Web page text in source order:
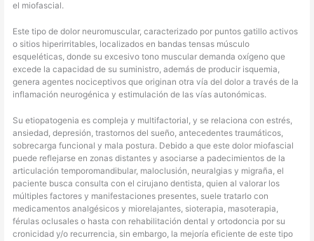
el miofascial.
Este tipo de dolor neuromuscular, caracterizado por puntos gatillo activos
o sitios hiperirritables, localizados en bandas tensas músculo
esqueléticas, donde su excesivo tono muscular demanda oxígeno que
excede la capacidad de su suministro, además de producir isquemia,
genera agentes nociceptivos que originan otra vía del dolor a través de la
inflamación neurogénica y estimulación de las vías autonómicas.
Su etiopatogenia es compleja y multifactorial, y se relaciona con estrés,
ansiedad, depresión, trastornos del sueño, antecedentes traumáticos,
sobrecarga funcional y mala postura. Debido a que este dolor miofascial
puede reflejarse en zonas distantes y asociarse a padecimientos de la
articulación temporomandibular, maloclusión, neuralgias y migraña, el
paciente busca consulta con el cirujano dentista, quien al valorar los
múltiples factores y manifestaciones presentes, suele tratarlo con
medicamentos analgésicos y miorelajantes, sioterapia, masoterapia,
férulas oclusales o hasta con rehabilitación dental y ortodoncia por su
cronicidad y/o recurrencia, sin embargo, la mejoría eficiente de este tipo